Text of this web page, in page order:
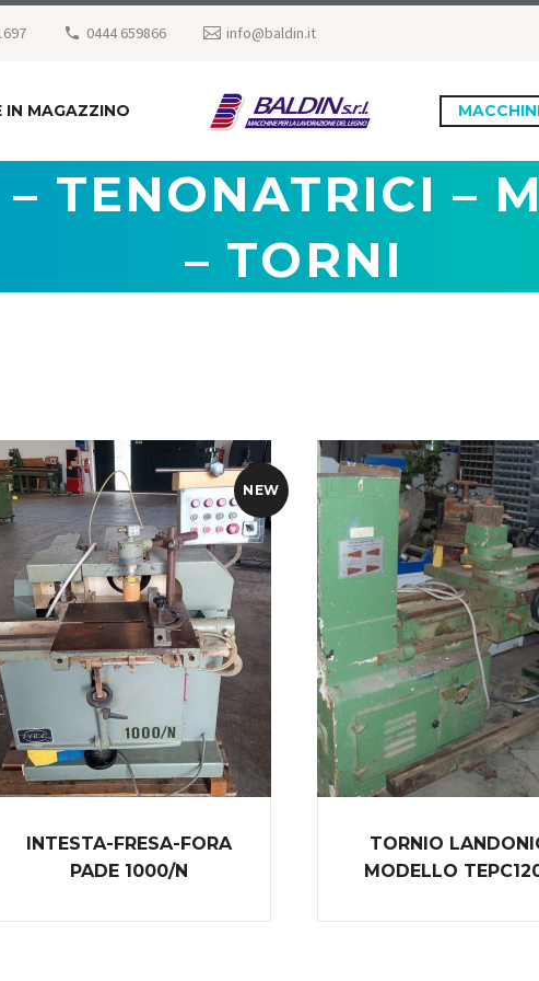
0444 659866 info@baldin.it
IN MAGAZZINO
TENONATRICI –
– TORNI
NEW
INTESTA-FRESA-FORA
PADE 1000/N
TORNIO
MODELLO